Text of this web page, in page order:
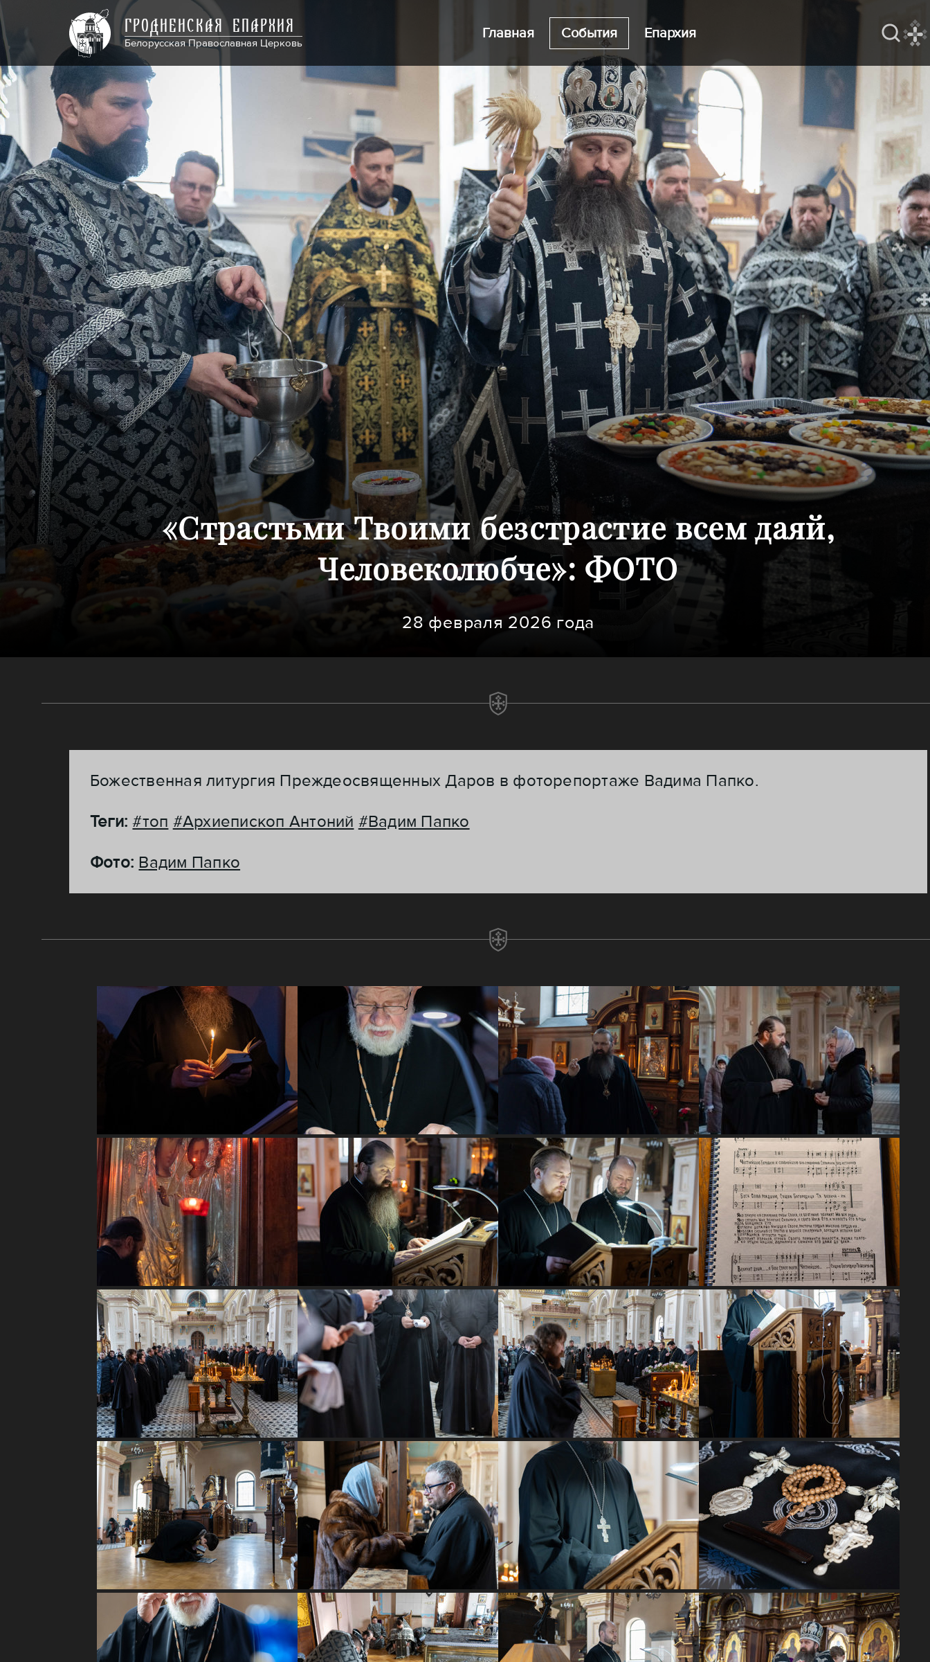
ГРОДНЕНСКАЯ ЕПАРХИЯ
Белорусская Православная Церковь
Главная События Епархия
«Страстьми Твоими безстрастие всем даяй,
Человеколюбче»: ФОТО
28 февраля 2026 года
Божественная литургия Преждеосвященных Даров в фоторепортаже Вадима Папко.
Теги:#топ #Архиепископ Антоний #Вадим Папко
Фото: Вадим Папко